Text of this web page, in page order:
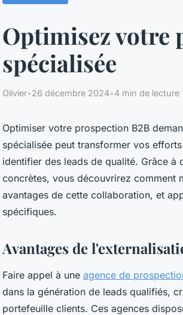
Optimisez votre
spécialisée
Olivier•26 décembre 2024•4 min de lecture
Optimiser votre prospection B2B
spécialisée peut transformer vos
identifier des leads de qualité. Grâce à
concrètes, vous découvrirez comment
avantages de cette collaboration, et
spécifiques.
Avantages de
Faire appel à une agence de
dans la génération de leads qualifiés,
portefeuille clients. Ces agences